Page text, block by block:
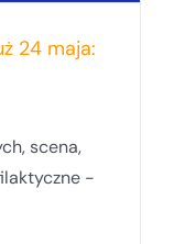
24 maja:
scena,
-